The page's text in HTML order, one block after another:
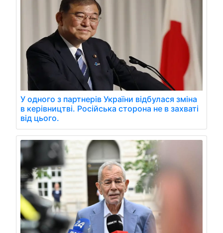
У одного з партнерів України відбулася зміна
в керівництві. Російська сторона не в захваті
від цього.